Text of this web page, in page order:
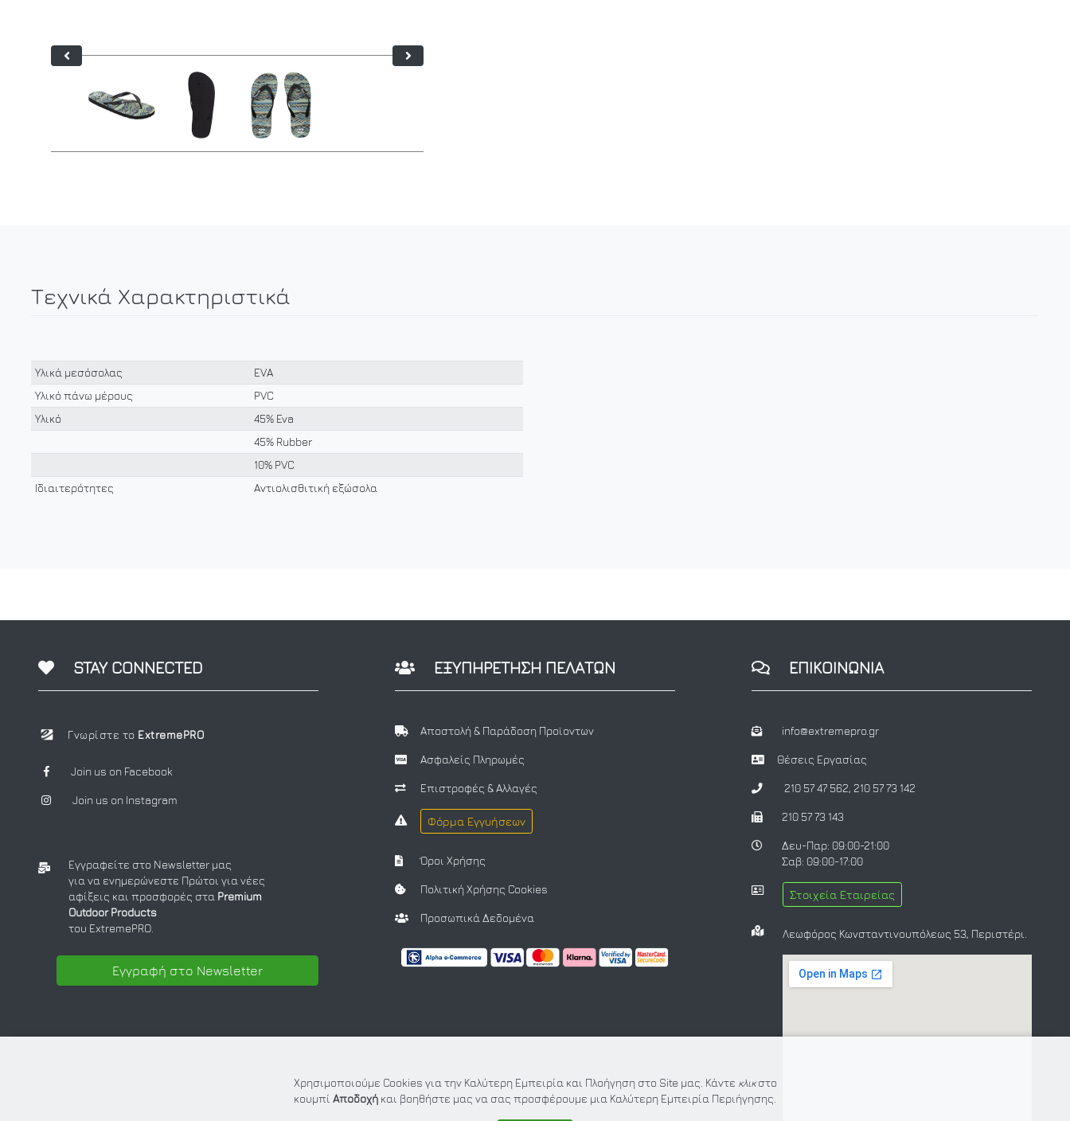
Τεχνικά Χαρακτηριστικά
Υλικά μεσόσολας
EVA
Υλικό πάνω μέρους
PVC
Υλικό
45% Eva
45% Rubber
10% PVC
Ιδιαιτερότητες
Αντιολισθιτική εξώσολα
Χρησιμοποιούμε Cookies για την Καλύτερη Εμπειρία και Πλοήγηση στο Site μας. Κάντε κλικστο
κουμπί Αποδοχή και βοηθήστε μας να σας προσφέρουμε μια Καλύτερη Εμπειρία Περιήγησης.
STAY CONNECTED
Γνωρίστε το ExtremePRO
Join us on Facebook
Join us on Instagram
Εγγραφείτε στο Newsletter μας
για να ενημερώνεστε Πρώτοι για νέες
αφίξεις και προσφορές στα Premium
Outdoor Products
του ExtremePRO.
Εγγραφή στο Newsletter
ΕΞΥΠΗΡΕΤΗΣΗ ΠΕΛΑΤΩΝ
Αποστολή & Παράδοση Προϊοντων
Ασφαλείς Πληρωμές
Επιστροφές & Αλλαγές
Φόρμα Εγγυήσεων
Όροι Χρήσης
Πολιτική Χρήσης Cookies
Προσωπικά Δεδομένα
ΕΠΙΚΟΙΝΩΝΙΑ
info@extremepro.gr
Θέσεις Εργασίας
210 57 47 562, 210 57 73 142
210 57 73 143
Δευ-Παρ: 09:00-21:00
Σαβ: 09:00-17:00
Στοιχεία Εταιρείας
Λεωφόρος Κωνσταντινουπόλεως 53, Περιστέρι.